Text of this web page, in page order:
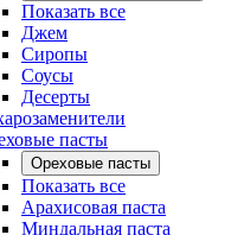
Показать все
Джем
Сиропы
Соусы
Десерты
пасты
Ореховые пасты
Показать все
Арахисовая паста
Миндальная паста